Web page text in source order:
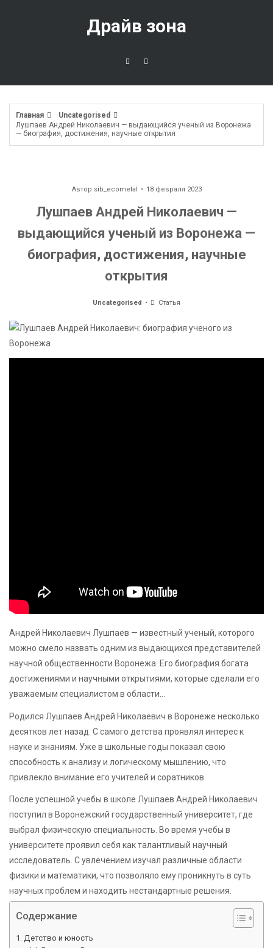
Драйв зона
Главная
Uncategorised
Лушпаев Андрей Николаевич — выдающийся ученый из Воронежа
— биография, достижения, научные открытия
Автор sib_ecometal 18 февраля 2023
Лушпаев Андрей Николаевич —
выдающийся ученый из Воронежа —
биография, достижения, научные
открытия
Uncategorised Статья
Андрей Николаевич Лушпаев — известный ученый, которого
можно смело назвать одним из выдающихся представителей
научной общественности Воронежа. Его биография богата
достижениями и научными открытиями, которые сделали его
уважаемым специалистом в области…
Родился Лушпаев Андрей Николаевич в Воронеже несколько
десятков лет назад. С самого детства проявлял интерес к
науке и знаниям. Уже в школьные годы показал свою
способность к анализу и логическому мышлению, что
привлекло внимание его учителей и соратников.
После успешной учебы в школе Лушпаев Андрей Николаевич
поступил в Воронежский государственный университет, где
выбрал физическую специальность. Во время учебы в
университете проявил себя как талантливый научный
исследователь. С увлечением изучал различные области
физики и математики, что позволяло ему проникнуть в суть
научных проблем и находить нестандартные решения.
Содержание
Детство и юность